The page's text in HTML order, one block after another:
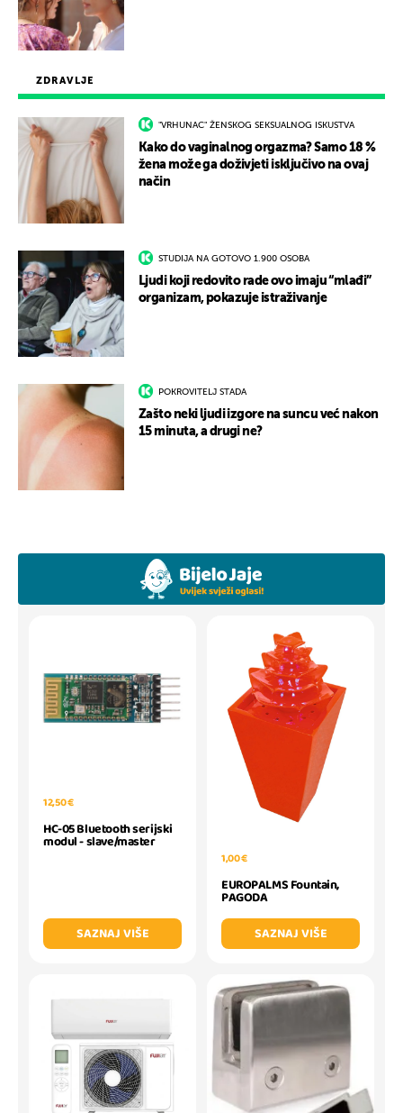
ZDRAVLJE
"VRHUNAC" ŽENSKOG SEKSUALNOG ISKUSTVA
Kako do vaginalnog orgazma? Samo 18 %
žena može ga doživjeti isključivo na ovaj
način
STUDIJA NA GOTOVO 1.900 OSOBA
Ljudi koji redovito rade ovo imaju “mlađi”
organizam, pokazuje istraživanje
POKROVITELJ STADA
Zašto neki ljudi izgore na suncu već nakon
15 minuta, a drugi ne?
12,50 €
HC-05 Bluetooth serijski
modul - slave/master
SAZNAJ VIŠE
1,00 €
EUROPALMS Fountain,
PAGODA
SAZNAJ VIŠE